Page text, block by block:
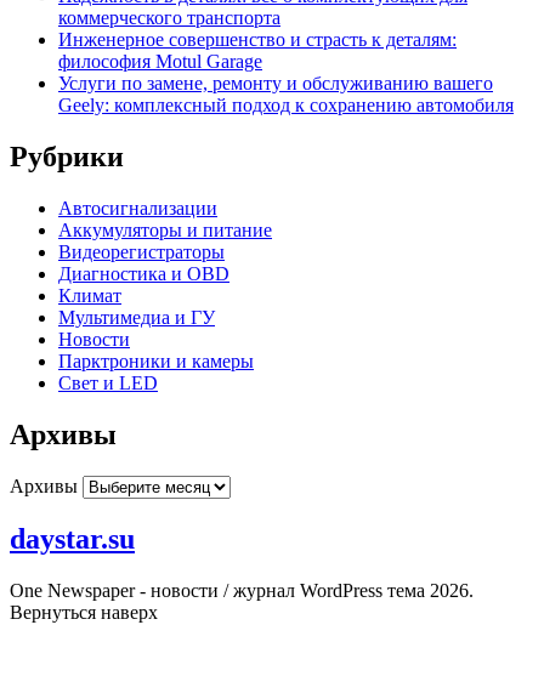
коммерческого транспорта
Инженерное совершенство и страсть к деталям:
философия Motul Garage
Услуги по замене, ремонту и обслуживанию вашего
Geely: комплексный подход к сохранению автомобиля
Рубрики
Автосигнализации
Аккумуляторы и питание
Видеорегистраторы
Диагностика и OBD
Климат
Мультимедиа и ГУ
Новости
Парктроники и камеры
Свет и LED
Архивы
Архивы
daystar.su
One Newspaper - новости / журнал WordPress тема 2026.
Вернуться наверх